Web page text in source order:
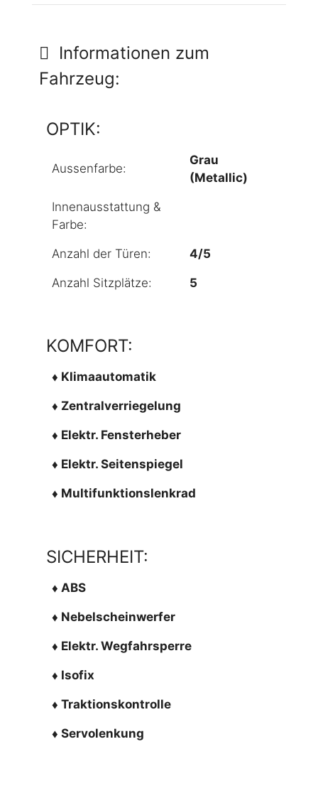
Informationen zum
Fahrzeug:
OPTIK:
Aussenfarbe:
Grau
(Metallic)
Innenausstattung &
Farbe:
Anzahl der Türen: 4/5
Anzahl Sitzplätze: 5
KOMFORT:
♦ Klimaautomatik
♦ Zentralverriegelung
♦ Elektr. Fensterheber
♦ Elektr. Seitenspiegel
♦ Multifunktionslenkrad
SICHERHEIT:
♦ ABS
♦ Nebelscheinwerfer
♦ Elektr. Wegfahrsperre
♦ Isofix
♦ Traktionskontrolle
♦ Servolenkung